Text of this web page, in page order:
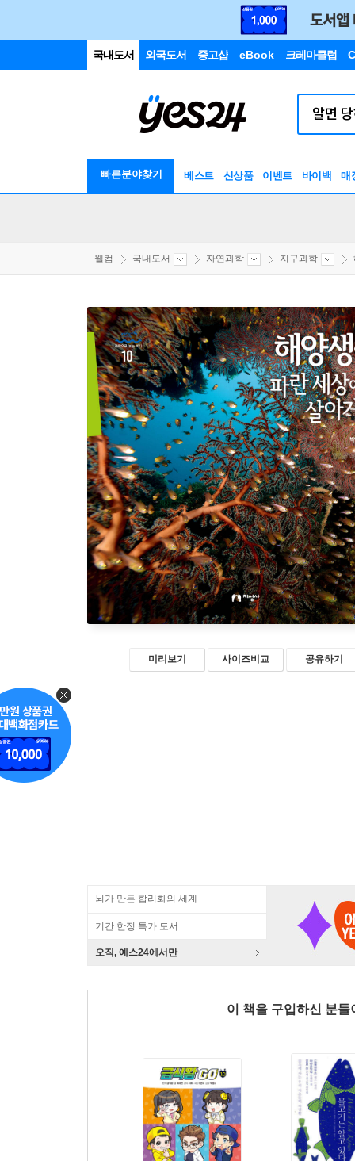
국내도서 외국도서 중고샵 eBook 크레마클럽
빠른분야찾기 베스트 신상품 이벤트 바이백 매
웰컴 국내도서 자연과학 지구과학
미리보기 사이즈비교 공유하기
뇌가 만든 합리화의 세계
기간 한정 특가 도서
오직, 예스24에서만
이 책을 구입하신 분